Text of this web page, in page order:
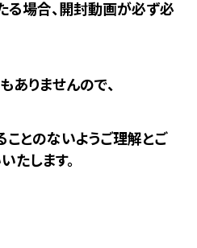
場合、開封動画が必ず必
ありませんので、
とのないようご理解とご
たします。